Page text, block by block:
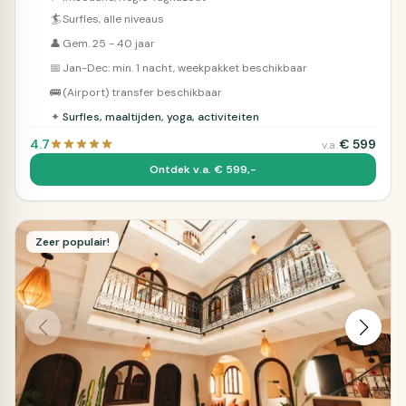
🏄Surfles, alle niveaus
👤 Gem. 25 - 40 jaar
📅 Jan-Dec: min. 1 nacht, weekpakket beschikbaar
🚌(Airport) transfer beschikbaar
✦ Surfles, maaltijden, yoga, activiteiten
4.7 v.a.€ 599
Ontdek v.a. € 599,-
Zeer populair!